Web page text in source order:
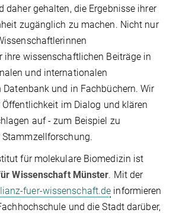
daher gehalten, die Ergebnisse ihrer
zugänglich zu machen. Nicht nur
ihre wissenschaftlichen Beiträge in
und internationalen
und in Fachbüchern. Wir
im Dialog und klären
auf - zum Beispiel zu
für molekulare Biomedizin ist
Wissenschaft Münster. Mit der
fuer-wissenschaft.de informieren
und die Stadt darüber,